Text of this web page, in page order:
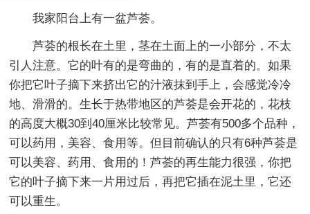
我家阳台上有一盆芦荟。
芦荟的根长在土里，茎在土面上的一小部分，不太
引人注意。它的叶有的是弯曲的，有的是直着的。如果
你把它叶子摘下来挤出它的汁液抹到手上，会感觉冷冷
地、滑滑的。生长于热带地区的芦荟是会开花的，花枝
的高度大概30到40厘米比较常见。芦荟有500多个品种，
可以药用，美容、食用等。但目前确认的只有6种芦荟是
可以美容、药用、食用的！芦荟的再生能力很强，你把
它的叶子摘下来一片用过后，再把它插在泥土里，它还
可以重生。